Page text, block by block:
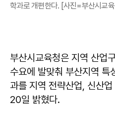
학과로 개편한다. [사진=부산시교
부산시교육청은 지역 산업
수요에 발맞춰 부산지역
과를 지역 전략산업, 신산
20일 밝혔다.